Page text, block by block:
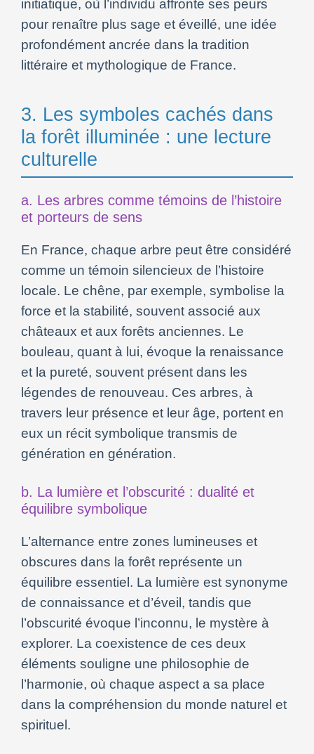
initiatique, où l’individu affronte ses peurs
pour renaître plus sage et éveillé, une idée
profondément ancrée dans la tradition
littéraire et mythologique de France.
3. Les symboles cachés dans
la forêt illuminée : une lecture
culturelle
a. Les arbres comme témoins de l’histoire
et porteurs de sens
En France, chaque arbre peut être considéré
comme un témoin silencieux de l’histoire
locale. Le chêne, par exemple, symbolise la
force et la stabilité, souvent associé aux
châteaux et aux forêts anciennes. Le
bouleau, quant à lui, évoque la renaissance
et la pureté, souvent présent dans les
légendes de renouveau. Ces arbres, à
travers leur présence et leur âge, portent en
eux un récit symbolique transmis de
génération en génération.
b. La lumière et l’obscurité : dualité et
équilibre symbolique
L’alternance entre zones lumineuses et
obscures dans la forêt représente un
équilibre essentiel. La lumière est synonyme
de connaissance et d’éveil, tandis que
l’obscurité évoque l’inconnu, le mystère à
explorer. La coexistence de ces deux
éléments souligne une philosophie de
l’harmonie, où chaque aspect a sa place
dans la compréhension du monde naturel et
spirituel.